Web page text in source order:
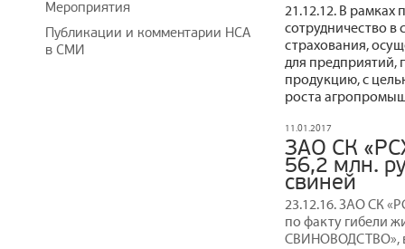
21.12.12. В рамках
сотрудничество в
страхования,
для предприятий,
продукцию, с
роста
11.01.2017
ЗАО СК
56,2 млн.
свиней
23.12.16. ЗАО СК
по факту гибели
СВИНОВОДСТВО»,
Мероприятия
Публикации и комментарии НСА
в СМИ